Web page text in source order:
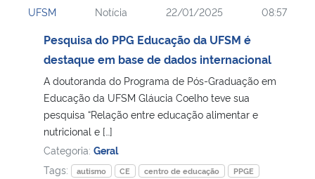
Ministério da Cidadania
Ministério da Saúde
Ministério de Minas e Energia
Ministério da Ciência, Tecnologia, Inovações e Comunicações
Ministério do Meio Ambiente
UFSM Notícia 22/01/2025 08:57
Pesquisa do PPG Educação da UFSM é
destaque em base de dados internacional
A doutoranda do Programa de Pós-Graduação em
Educação da UFSM Gláucia Coelho teve sua
pesquisa “Relação entre educação alimentar e
nutricional e […]
Categoria: Geral
Tags:
autismo CE centro de educação
PPGE